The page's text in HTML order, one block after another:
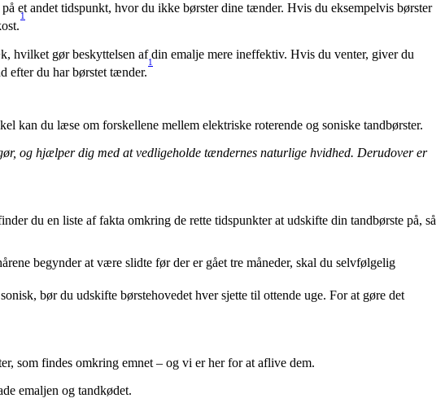
et andet tidspunkt, hvor du ikke børster dine tænder. Hvis du eksempelvis børster
1
gør beskyttelsen af din emalje mere ineffektiv. Hvis du venter, giver du
efter du har børstet tænder.
1
kan du læse om forskellene mellem elektriske roterende og soniske tandbørster.
og hjælper dig med at vedligeholde tændernes naturlige hvidhed. Derudover er
du en liste af fakta omkring de rette tidspunkter at udskifte din tandbørste på, så
begynder at være slidte før der er gået tre måneder, skal du selvfølgelig
bør du udskifte børstehovedet hver sjette til ottende uge. For at gøre det
som findes omkring emnet – og vi er her for at aflive dem.
emaljen og tandkødet.